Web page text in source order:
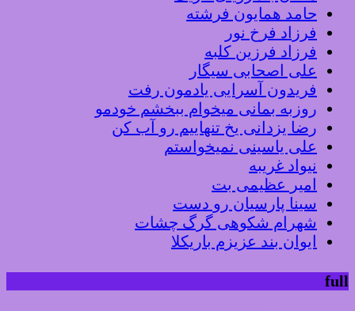
حامد همایون فرشته
فرزاد فرخ نور
فرزاد فرزین کلبه
علی اصحابی سیگار
فریدون آسرایی یادمون رفت
روزبه بمانی میخوام ببخشم خودمو
رضا یزدانی یخ تنهاییم رو آب کن
علی یاسینی نمیخواستم
نیواد غریبه
امیر عظیمی بت
سینا پارسیان رو دست
شهرام شکوهی گرگ چشات
ایوان بند عزیزم باریکلا
full